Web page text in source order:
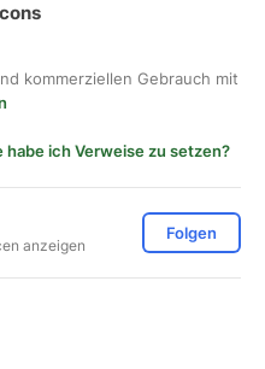
kommerziellen Gebrauch mit
habe ich Verweise zu setzen?
anzeigen
Folgen